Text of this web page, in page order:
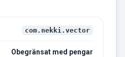
com.nekki.vector
Obegränsat med pengar